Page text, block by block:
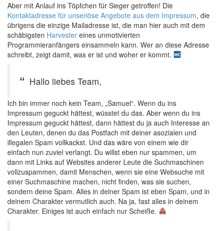
Aber mit Anlauf ins Töpfchen für Sieger getroffen! Die
Kontaktadresse für unseriöse Angebote aus dem Impressum, die
übrigens die einzige Mailadresse ist, die man hier auch mit dem
schäbigsten Harvester eines unmotivierten
Programmieranfängers einsammeln kann. Wer an diese Adresse
schreibt, zeigt damit, was er ist und woher er kommt.
Hallo liebes Team,
Ich bin immer noch kein Team, „Samuel“. Wenn du ins
Impressum geguckt hättest, wüsstet du das. Aber wenn du ins
Impressum geguckt hättest, dann hättest du ja auch Interesse an
den Leuten, denen du das Postfach mit deiner asozialen und
illegalen Spam vollkackst. Und das wäre von einem wie dir
einfach nun zuviel verlangt. Du willst eben nur spammen, um
dann mit Links auf Websites anderer Leute die Suchmaschinen
vollzuspammen, damit Menschen, wenn sie eine Websuche mit
einer Suchmaschine machen, nicht finden, was sie suchen,
sondern deine Spam. Alles in deiner Spam ist eben Spam, und in
deinem Charakter vermutlich auch. Na ja, fast alles in deinem
Charakter. Einiges ist auch einfach nur Scheiße.